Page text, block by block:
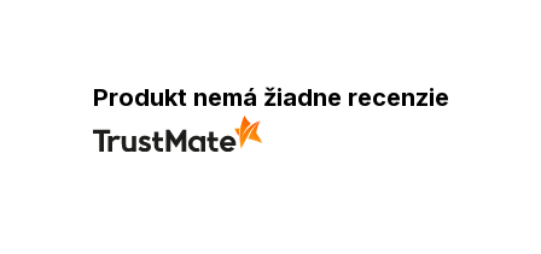
Produkt nemá žiadne recenzie